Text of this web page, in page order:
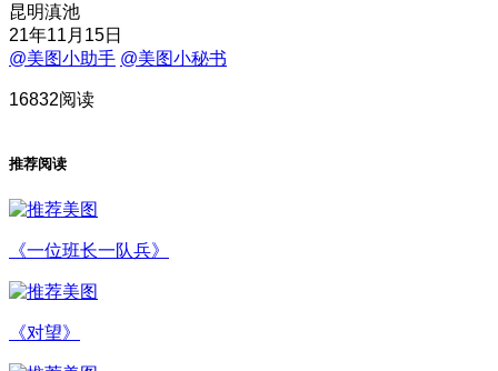
昆明滇池
21年11月15日
@美图小助手 @美图小秘书
16832阅读
推荐阅读
《一位班长一队兵》
《对望》